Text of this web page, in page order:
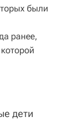
были
ранее,
дети